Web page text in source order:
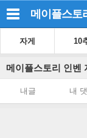
메이플스토
자게 10
메이플스토리 인벤
내글 내